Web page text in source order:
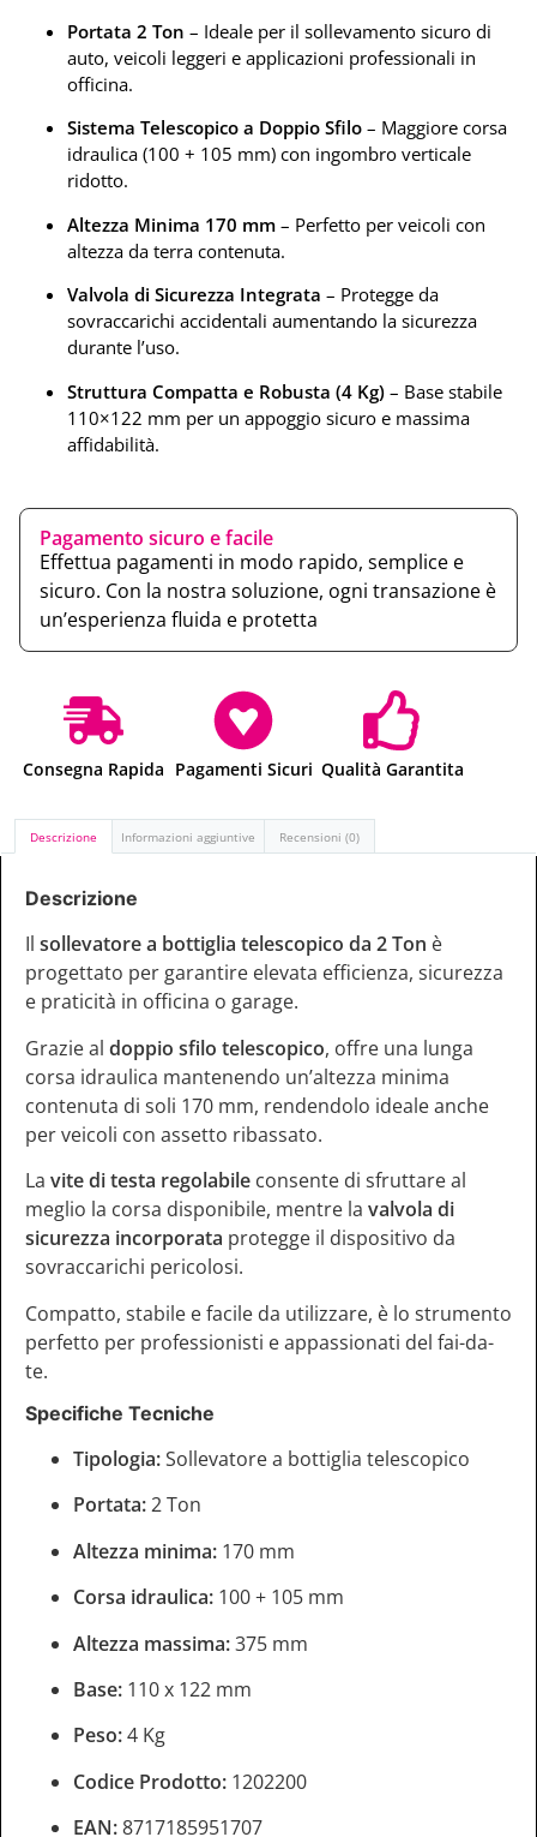
Portata 2 Ton – Ideale per il sollevamento sicuro di
auto, veicoli leggeri e applicazioni professionali in
officina.
Sistema Telescopico a Doppio Sfilo – Maggiore corsa
idraulica (100 + 105 mm) con ingombro verticale
ridotto.
Altezza Minima 170 mm – Perfetto per veicoli con
altezza da terra contenuta.
Valvola di Sicurezza Integrata – Protegge da
sovraccarichi accidentali aumentando la sicurezza
durante l’uso.
Struttura Compatta e Robusta (4 Kg) – Base stabile
110×122 mm per un appoggio sicuro e massima
affidabilità.
Pagamento sicuro e facile
Effettua pagamenti in modo rapido, semplice e
sicuro. Con la nostra soluzione, ogni transazione è
un’esperienza fluida e protetta
Consegna Rapida Pagamenti Sicuri Qualità Garantita
Descrizione Informazioni aggiuntive Recensioni (0)
Descrizione
Il sollevatore a bottiglia telescopico da 2 Ton è
progettato per garantire elevata efficienza, sicurezza
e praticità in officina o garage.
Grazie al doppio sfilo telescopico, offre una lunga
corsa idraulica mantenendo un’altezza minima
contenuta di soli 170 mm, rendendolo ideale anche
per veicoli con assetto ribassato.
La vite di testa regolabile consente di sfruttare al
meglio la corsa disponibile, mentre la valvola di
sicurezza incorporata protegge il dispositivo da
sovraccarichi pericolosi.
Compatto, stabile e facile da utilizzare, è lo strumento
perfetto per professionisti e appassionati del fai-da-
te.
Specifiche Tecniche
Tipologia:Sollevatore a bottiglia telescopico
Portata:2 Ton
Altezza minima: 170 mm
Corsa idraulica: 100 + 105 mm
Altezza massima:375 mm
Base: 110 x 122 mm
Peso:4 Kg
Codice Prodotto: 1202200
EAN:8717185951707